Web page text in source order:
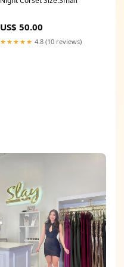
US$ 50.00
★★★★★ 4.8 (10 reviews)